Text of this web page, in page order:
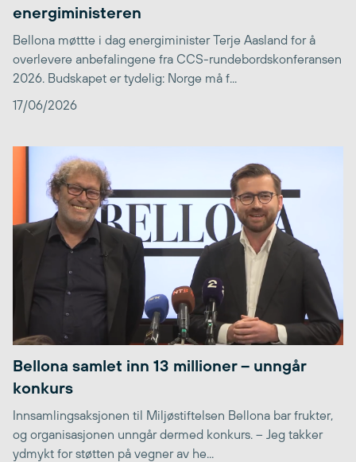
energiministeren
Bellona møttte i dag energiminister Terje Aasland for å
overlevere anbefalingene fra CCS-rundebordskonferansen
2026. Budskapet er tydelig: Norge må f...
17/06/2026
Bellona samlet inn 13 millioner – unngår
konkurs
Innsamlingsaksjonen til Miljøstiftelsen Bellona bar frukter,
og organisasjonen unngår dermed konkurs. – Jeg takker
ydmykt for støtten på vegner av he...